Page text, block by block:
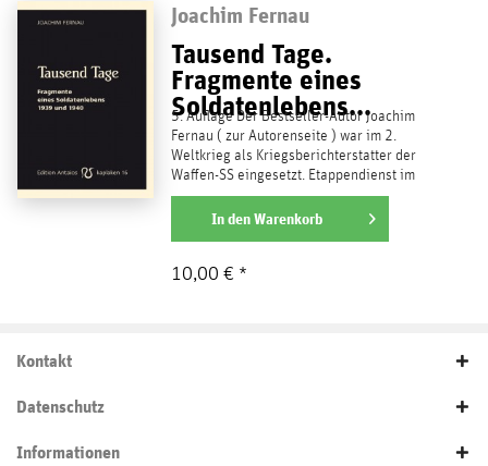
Joachim Fernau
Tausend Tage.
Fragmente eines
Soldatenlebens...
5. Auflage Der Bestseller-Autor Joachim
Fernau ( zur Autorenseite ) war im 2.
Weltkrieg als Kriegsberichterstatter der
Waffen-SS eingesetzt. Etappendienst im
eroberten Polen und...
weiterlesen
In denWarenkorb
10,00 € *
Kontakt
Datenschutz
Informationen